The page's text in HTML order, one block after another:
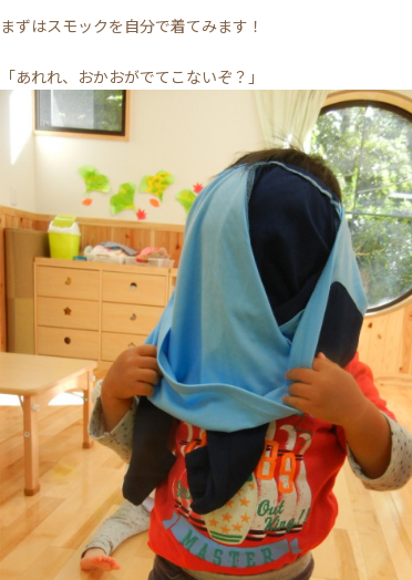
まずはスモックを自分で着てみます！
「あれれ、おかおがでてこないぞ？」